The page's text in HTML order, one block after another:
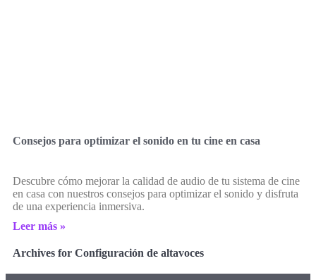
Consejos para optimizar el sonido en tu cine en casa
Descubre cómo mejorar la calidad de audio de tu sistema de cine
en casa con nuestros consejos para optimizar el sonido y disfruta
de una experiencia inmersiva.
Leer más »
Archives for Configuración de altavoces